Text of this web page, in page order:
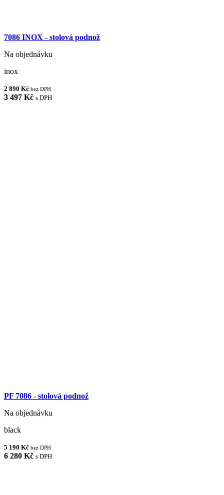
7086 INOX - stolová podnož
Na objednávku
inox
2 890 Kč bez DPH
3 497 Kč s DPH
PF 7086 - stolová podnož
Na objednávku
black
5 190 Kč bez DPH
6 280 Kč s DPH